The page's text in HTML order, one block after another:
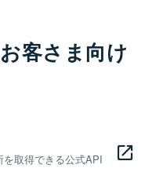
客さま向け
取得できる公式API